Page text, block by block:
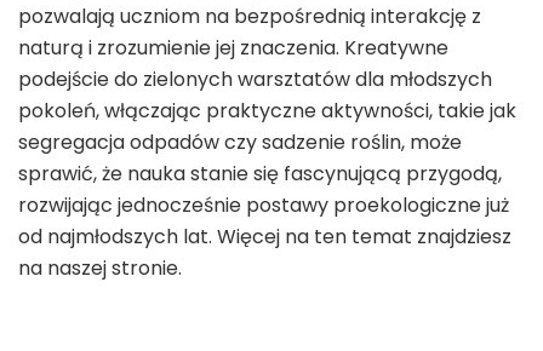
pozwalają uczniom na bezpośrednią interakcję z
naturą i zrozumienie jej znaczenia. Kreatywne
podejście do zielonych warsztatów dla młodszych
pokoleń, włączając praktyczne aktywności, takie jak
segregacja odpadów czy sadzenie roślin, może
sprawić, że nauka stanie się fascynującą przygodą,
rozwijając jednocześnie postawy proekologiczne już
od najmłodszych lat. Więcej na ten temat znajdziesz
na naszej stronie.